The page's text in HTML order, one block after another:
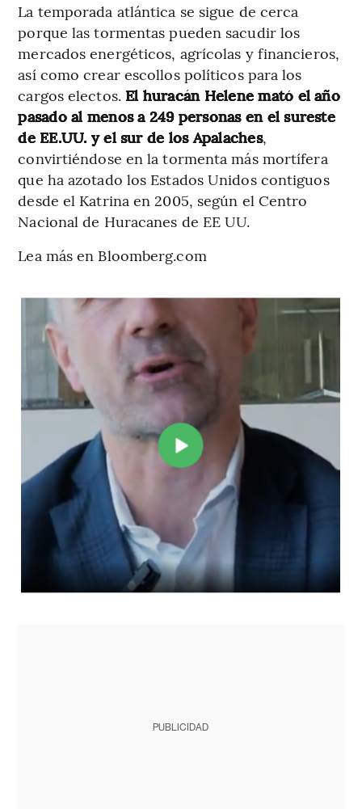
La temporada atlántica se sigue de cerca
porque las tormentas pueden sacudir los
mercados energéticos, agrícolas y financieros,
así como crear escollos políticos para los
cargos electos. El huracán Helene mató el año
pasado al menos a 249 personas en el sureste
de EE.UU. y el sur de los Apalaches,
convirtiéndose en la tormenta más mortífera
que ha azotado los Estados Unidos contiguos
desde el Katrina en 2005, según el Centro
Nacional de Huracanes de EE UU.
Lea más en Bloomberg.com
PUBLICIDAD